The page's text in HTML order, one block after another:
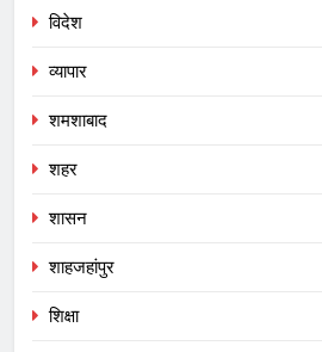
विदेश
व्यापार
शमशाबाद
शहर
शासन
शाहजहांपुर
शिक्षा